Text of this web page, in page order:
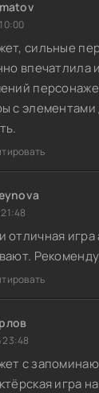
сильные
впечатлила
с
игра
23:48
с
игра